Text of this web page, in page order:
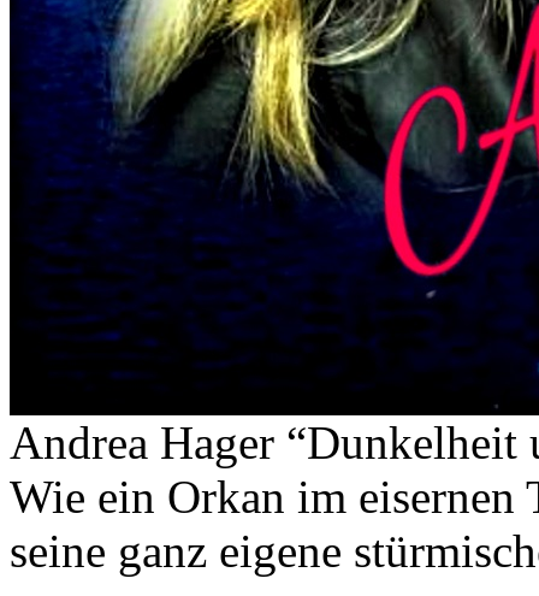
Andrea Hager
Wie ein Orkan im eisernen
seine ganz eigene